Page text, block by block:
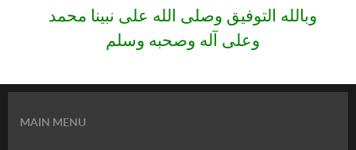
وبالله التوفيق وصلى الله على نبينا محمد
وعلى آله وصحبه وسلم
MAIN MENU